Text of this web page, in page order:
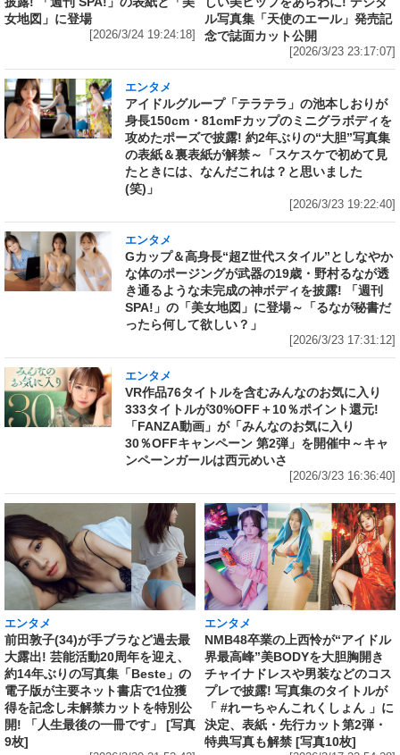
女地図」に登場
[2026/3/24 19:24:18]
ル写真集「天使のエール」発売記
念で誌面カット公開
[2026/3/23 23:17:07]
エンタメ
アイドルグループ「テラテラ」の池本しおりが
身長150cm・81cmFカップのミニグラボディを
攻めたポーズで披露! 約2年ぶりの“大胆”写真集
の表紙＆裏表紙が解禁～「スケスケで初めて見
たときには、なんだこれは？と思いました
(笑)」
[2026/3/23 19:22:40]
エンタメ
Gカップ＆高身長“超Z世代スタイル”としなやか
な体のポージングが武器の19歳・野村るなが透
き通るような未完成の神ボディを披露! 「週刊
SPA!」の「美女地図」に登場～「るなが秘書だ
ったら何して欲しい？」
[2026/3/23 17:31:12]
エンタメ
VR作品76タイトルを含むみんなのお気に入り
333タイトルが30%OFF＋10％ポイント還元!
「FANZA動画」が「みんなのお気に入り
30％OFFキャンペーン 第2弾」を開催中～キャ
ンペーンガールは西元めいさ
[2026/3/23 16:36:40]
エンタメ
前田敦子(34)が手ブラなど過去最
大露出! 芸能活動20周年を迎え、
約14年ぶりの写真集「Beste」の
電子版が主要ネット書店で1位獲
得を記念し未解禁カットを特別公
開! 「人生最後の一冊です」 [写真
9枚]
エンタメ
NMB48卒業の上西怜が“アイドル
界最高峰”美BODYを大胆胸開き
チャイナドレスや男装などのコス
プレで披露! 写真集のタイトルが
「 #れーちゃんこれくしょん 」に
決定、表紙・先行カット第2弾・
特典写真も解禁 [写真10枚]